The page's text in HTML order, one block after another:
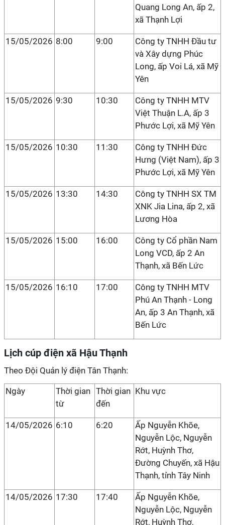
Quang Long An, ấp 2,
xã Thạnh Lợi
15/05/2026 8:00 9:00
Công ty TNHH Đầu tư
và Xây dựng Phúc
Long, ấp Voi Lá, xã Mỹ
Yên
15/05/2026 9:30 10:30
Công ty TNHH MTV
Việt Thuận L.A, ấp 3
Phước Lợi, xã Mỹ Yên
15/05/2026 10:30 11:30
Công ty TNHH Đức
Hưng (Việt Nam), ấp 3
Phước Lợi, xã Mỹ Yên
15/05/2026 13:30 14:30
Công ty TNHH SX TM
XNK Jia Lina, ấp 2, xã
Lương Hòa
15/05/2026 15:00 16:00
Công ty Cổ phần Nam
Long VCD, ấp 2 An
Thạnh, xã Bến Lức
15/05/2026 16:10 17:00
Công ty TNHH MTV
Phú An Thạnh - Long
An, ấp 3 An Thạnh, xã
Bến Lức
Lịch cúp điện xã Hậu Thạnh
Theo Đội Quản lý điện Tân Thạnh:
Ngày
Thời gian
từ
Thời gian
đến
Khu vực
14/05/2026 6:10 6:20
Ấp Nguyễn Khõe,
Nguyễn Lộc, Nguyễn
Rớt, Huỳnh Thơ,
Đường Chuyến, xã Hậu
Thạnh, tỉnh Tây Ninh
14/05/2026 17:30 17:40
Ấp Nguyễn Khõe,
Nguyễn Lộc, Nguyễn
Rớt, Huỳnh Thơ,